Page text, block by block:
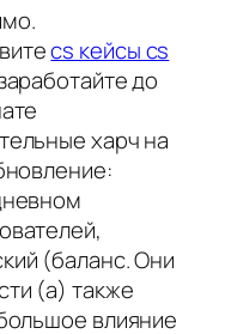
cs кейсы cs
до
харч на
(баланс. Они
(а) также
влияние